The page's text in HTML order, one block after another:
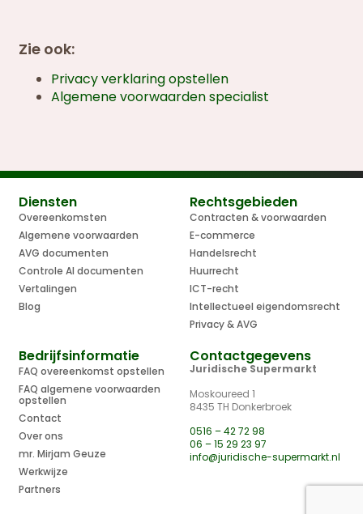
Zie ook:
Privacy verklaring opstellen
Algemene voorwaarden specialist
Diensten
Overeenkomsten
Algemene voorwaarden
AVG documenten
Controle AI documenten
Vertalingen
Blog
Rechtsgebieden
Contracten & voorwaarden
E-commerce
Handelsrecht
Huurrecht
ICT-recht
Intellectueel eigendomsrecht
Privacy & AVG
Bedrijfsinformatie
FAQ overeenkomst opstellen
FAQ algemene voorwaarden
opstellen
Contact
Over ons
mr. Mirjam Geuze
Werkwijze
Partners
Contactgegevens
Juridische Supermarkt
Moskoureed 1
8435 TH Donkerbroek
0516 – 42 72 98
06 – 15 29 23 97
info@juridische-supermarkt.nl